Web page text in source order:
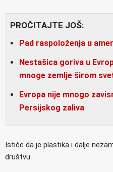
PROČITAJTE JOŠ:
Pad raspoloženja u
Nestašica goriva u
mnoge zemlje širom
Evropa nije mnogo
Persijskog zaliva
Ističe da je plastika i dalje
društvu.